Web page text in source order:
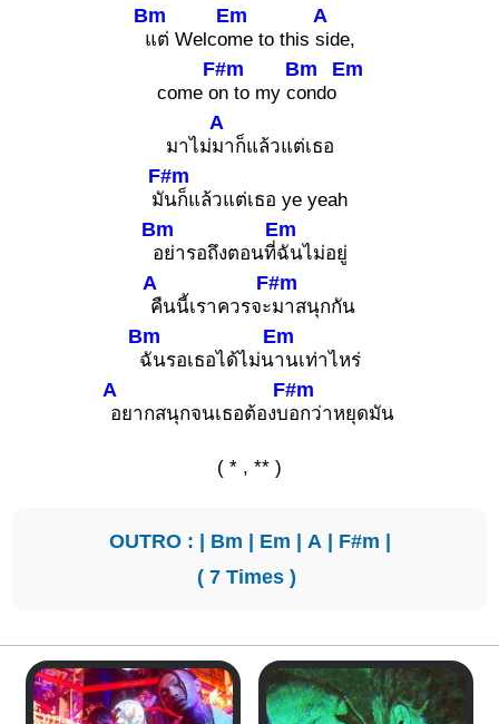
Bm
แต่ Welco
Em
me to this
A
side,
come o
F#m
n to my c
Bm
ondo
Em
มาไม่
A
มาก็แล้วแต่เธอ
มั
F#m
นก็แล้วแต่เธอ ye yeah
Bm
อย่ารอถึงตอนที่
Em
ฉันไม่อยู่
A
คืนนี้เราควรจะ
F#m
มาสนุกกัน
Bm
ฉันรอเธอได้ไม่น
Em
านเท่าไหร่
A
อยากสนุกจนเธอต้องบ
F#m
อกว่าหยุดมัน
( * , ** )
OUTRO : | Bm | Em | A | F#m |
( 7 Times )